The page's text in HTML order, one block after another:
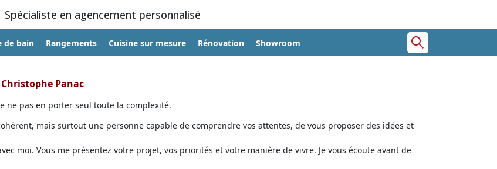
Spécialiste en agencement personnalisé
de bain Rangements Cuisine sur mesure Rénovation Showroom
Panac
ne pas en porter seul toute la complexité.
mais surtout une personne capable de comprendre vos attentes, de vous proposer des idées et
moi. Vous me présentez votre projet, vos priorités et votre manière de vivre. Je vous écoute avant de